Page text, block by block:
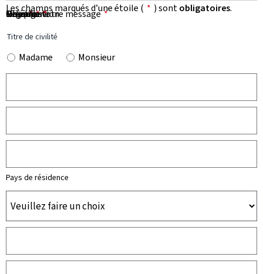
Les champs marqués d’une étoile ( * ) sontobligatoires.
Titre de civilité
Madame Monsieur
Prénom *
Nom *
Organisation
Pays de résidence
E-mail *
Téléphone
Objet de votre message *
Message *